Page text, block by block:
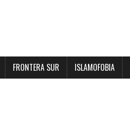
FRONTERA SUR ISLAMOFOBIA